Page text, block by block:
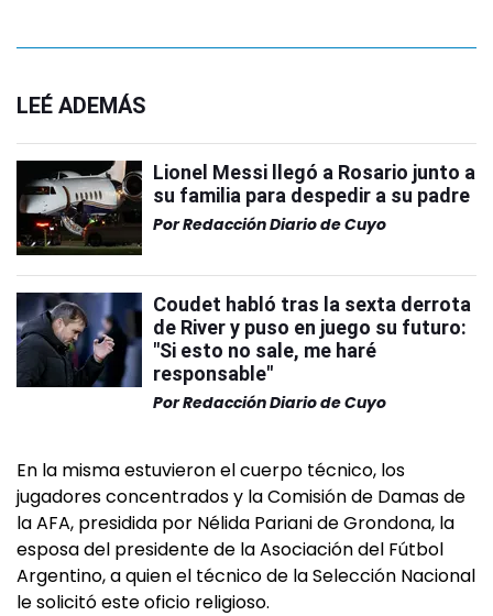
LEÉ ADEMÁS
Lionel Messi llegó a Rosario junto a
su familia para despedir a su padre
PorRedacción Diario de Cuyo
Coudet habló tras la sexta derrota
de River y puso en juego su futuro:
"Si esto no sale, me haré
responsable"
PorRedacción Diario de Cuyo
En la misma estuvieron el cuerpo técnico, los
jugadores concentrados y la Comisión de Damas de
la AFA, presidida por Nélida Pariani de Grondona, la
esposa del presidente de la Asociación del Fútbol
Argentino, a quien el técnico de la Selección Nacional
le solicitó este oficio religioso.